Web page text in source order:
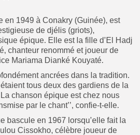
en 1949 à Conakry (Guinée), est
de djélis (griots),
épique. Elle est la fille d’El Hadj
chanteur renommé et joueur de
Mariama Dianké Kouyaté.
ancrées dans la tradition.
tous deux des gardiens de la
chanson épique est chez nous
par le chant’’, confie-t-elle.
bascule en 1967 lorsqu’elle fait la
Cissokho, célèbre joueur de